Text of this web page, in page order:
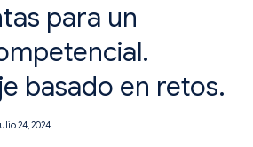
para un
basado en retos.
24, 2024